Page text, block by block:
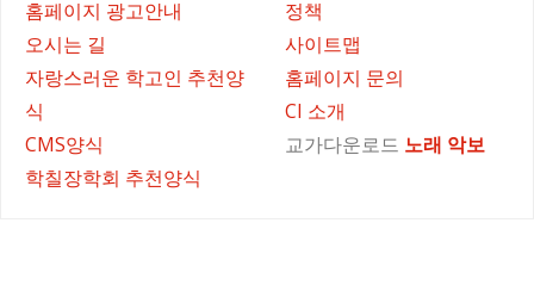
홈페이지 광고안내
오시는 길
자랑스러운 학고인 추천양
식
CMS양식
학칠장학회 추천양식
정책
사이트맵
홈페이지 문의
CI 소개
교가다운로드 노래 악보